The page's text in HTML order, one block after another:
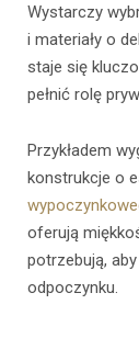
Wystarczy
i materiały o
staje się
pełnić rolę
Przykładem
konstrukcje o
oferują
potrzebują,
odpoczynku.